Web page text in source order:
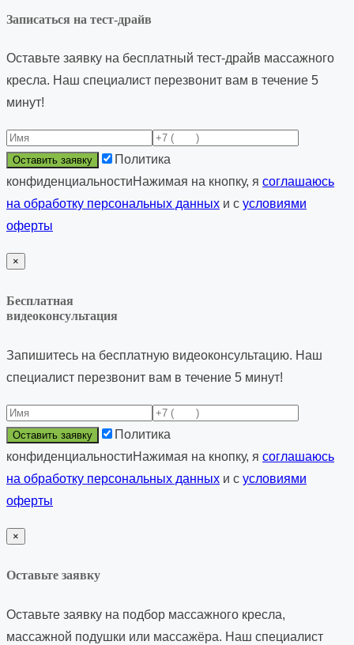
Записаться на тест-драйв
Оставьте заявку на бесплатный тест-драйв массажного
кресла. Наш специалист перезвонит вам в течение 5
минут!
Политика
конфиденциальностиНажимая на кнопку, я соглашаюсь
на обработку персональных данных и с условиями
оферты
×
Бесплатная
видеоконсультация
Запишитесь на бесплатную видеоконсультацию. Наш
специалист перезвонит вам в течение 5 минут!
Политика
конфиденциальностиНажимая на кнопку, я соглашаюсь
на обработку персональных данных и с условиями
оферты
×
Оставьте заявку
Оставьте заявку на подбор массажного кресла,
массажной подушки или массажёра. Наш специалист